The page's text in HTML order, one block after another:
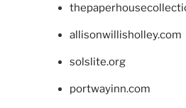
allisonwillisholley.com
solslite.org
portwayinn.com